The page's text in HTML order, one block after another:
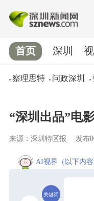
首页
察理思特 问政深圳
深圳
“深圳出品”电
来源：深圳特区报 发布
AI视界 （以下内
关键词